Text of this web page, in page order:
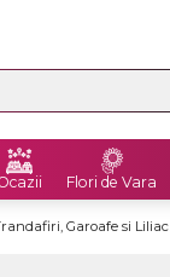
Flori de Vara
Garoafe si Liliac